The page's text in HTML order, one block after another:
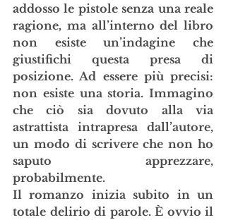
addosso le pistole senza una reale
ragione, ma all’interno del libro
non esiste un’indagine che
giustifichi questa presa di
posizione. Ad essere più precisi:
non esiste una storia. Immagino
che ciò sia dovuto alla via
astrattista intrapresa dall’autore,
un modo di scrivere che non ho
saputo apprezzare,
probabilmente.
Il romanzo inizia subito in un
totale delirio di parole. È ovvio il